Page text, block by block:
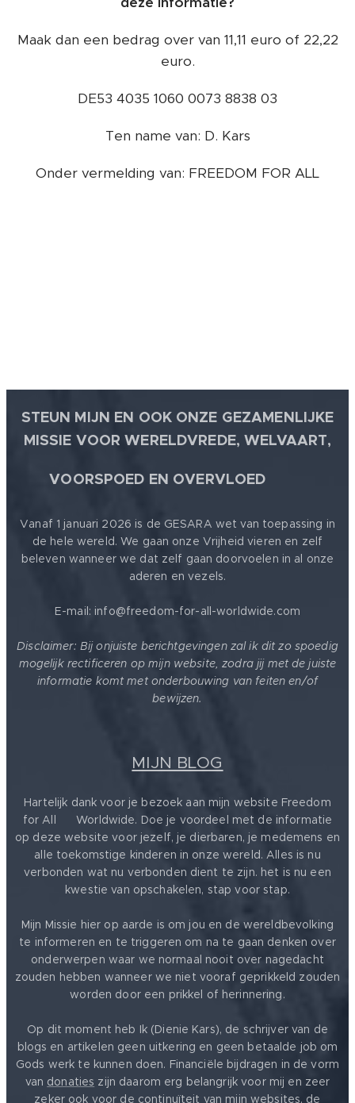
Maak dan een bedrag over van 11,11 euro of 22,22
euro.
DE53 4035 1060 0073 8838 03
Ten name van: D. Kars
Onder vermelding van: FREEDOM FOR ALL
STEUN MIJN EN OOK ONZE GEZAMENLIJKE
MISSIE VOOR WERELDVREDE, WELVAART,
VOORSPOED EN OVERVLOED
Vanaf 1 januari 2026 is de GESARA wet van toepassing in
de hele wereld. We gaan onze Vrijheid vieren en zelf
beleven wanneer we dat zelf gaan doorvoelen in al onze
aderen en vezels.
E-mail: info@freedom-for-all-worldwide.com
Disclaimer: Bij onjuiste berichtgevingen zal ik dit zo spoedig
mogelijk rectificeren op mijn website, zodra jij met de juiste
informatie komt met onderbouwing van feiten en/of
bewijzen.
MIJN BLOG
Hartelijk dank voor je bezoek aan mijn website Freedom
for All ❤️ Worldwide. Doe je voordeel met de informatie
op deze website voor jezelf, je dierbaren, je medemens en
alle toekomstige kinderen in onze wereld. Alles is nu
verbonden wat nu verbonden dient te zijn. het is nu een
kwestie van opschakelen, stap voor stap.
Mijn Missie hier op aarde is om jou en de wereldbevolking
te informeren en te triggeren om na te gaan denken over
onderwerpen waar we normaal nooit over nagedacht
zouden hebben wanneer we niet vooraf geprikkeld zouden
worden door een prikkel of herinnering.
Op dit moment heb Ik (Dienie Kars), de schrijver van de
blogs en artikelen geen uitkering en geen betaalde job om
Gods werk te kunnen doen. Financiële bijdragen in de vorm
van donaties zijn daarom erg belangrijk voor mij en zeer
zeker ook voor de continuïteit van mijn websites, de